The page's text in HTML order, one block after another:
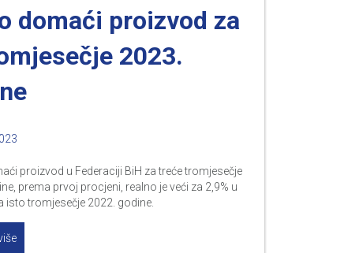
domaći proizvod za
2023.
proizvod u Federaciji BiH za treće tromjesečje
prema prvoj procjeni, realno je veći za 2,9% u
isto tromjesečje 2022. godine.